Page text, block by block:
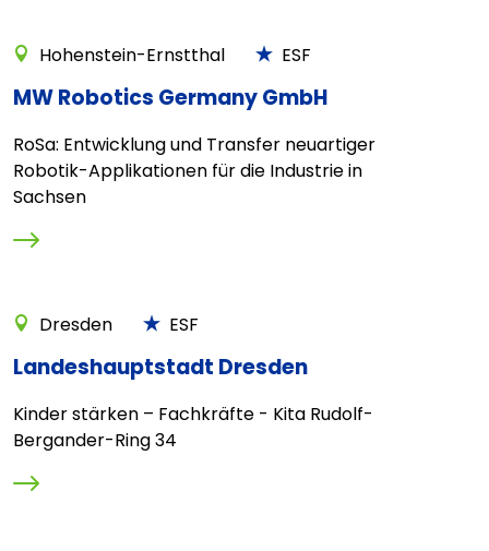
Hohenstein-Ernstthal ESF
MW Robotics Germany GmbH
RoSa: Entwicklung und Transfer neuartiger
Robotik-Applikationen für die Industrie in
Sachsen
Dresden ESF
Landeshauptstadt Dresden
Kinder stärken – Fachkräfte - Kita Rudolf-
Bergander-Ring 34